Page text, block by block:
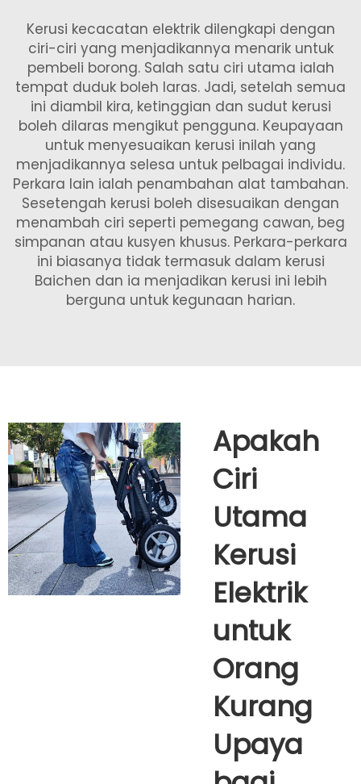
Kerusi kecacatan elektrik dilengkapi dengan
ciri-ciri yang menjadikannya menarik untuk
pembeli borong. Salah satu ciri utama ialah
tempat duduk boleh laras. Jadi, setelah semua
ini diambil kira, ketinggian dan sudut kerusi
boleh dilaras mengikut pengguna. Keupayaan
untuk menyesuaikan kerusi inilah yang
menjadikannya selesa untuk pelbagai individu.
Perkara lain ialah penambahan alat tambahan.
Sesetengah kerusi boleh disesuaikan dengan
menambah ciri seperti pemegang cawan, beg
simpanan atau kusyen khusus. Perkara-perkara
ini biasanya tidak termasuk dalam kerusi
Baichen dan ia menjadikan kerusi ini lebih
berguna untuk kegunaan harian.
Apakah
Ciri
Utama
Kerusi
Elektrik
untuk
Orang
Kurang
Upaya